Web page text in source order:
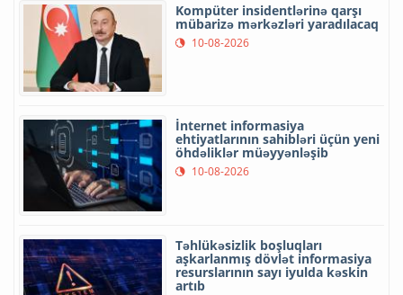
Kompüter insidentlərinə qarşı
mübarizə mərkəzləri yaradılacaq
10-08-2026
İnternet informasiya
ehtiyatlarının sahibləri üçün yeni
öhdəliklər müəyyənləşib
10-08-2026
Təhlükəsizlik boşluqları
aşkarlanmış dövlət informasiya
resurslarının sayı iyulda kəskin
artıb